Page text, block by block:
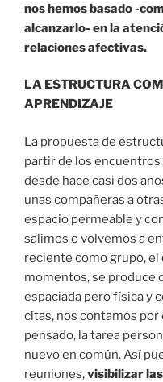
nos hemos basado -
alcanzarlo- en la
relaciones afectivas.
LA ESTRUCTURA
APRENDIZAJE
La propuesta de
partir de los
desde hace casi dos
unas compañeras a
espacio permeable y
salimos o volvemos a
reciente como grupo,
momentos, se produce
espaciada pero física y
citas, nos contamos
pensado, la tarea
nuevo en común. Así
reuniones,visibilizar